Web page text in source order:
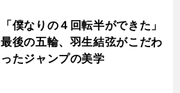
「僕なりの４回転半ができた」
最後の五輪、羽生結弦がこだわ
ったジャンプの美学